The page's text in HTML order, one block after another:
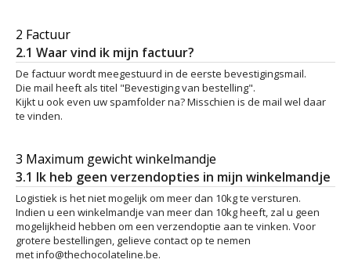
2 Factuur
2.1 Waar vind ik mijn factuur?
De factuur wordt meegestuurd in de eerste bevestigingsmail.
Die mail heeft als titel "Bevestiging van bestelling".
Kijkt u ook even uw spamfolder na? Misschien is de mail wel daar
te vinden.
3 Maximum gewicht winkelmandje
3.1 Ik heb geen verzendopties in mijn winkelmandje
Logistiek is het niet mogelijk om meer dan 10kg te versturen.
Indien u een winkelmandje van meer dan 10kg heeft, zal u geen
mogelijkheid hebben om een verzendoptie aan te vinken. Voor
grotere bestellingen, gelieve contact op te nemen
metinfo@thechocolateline.be.